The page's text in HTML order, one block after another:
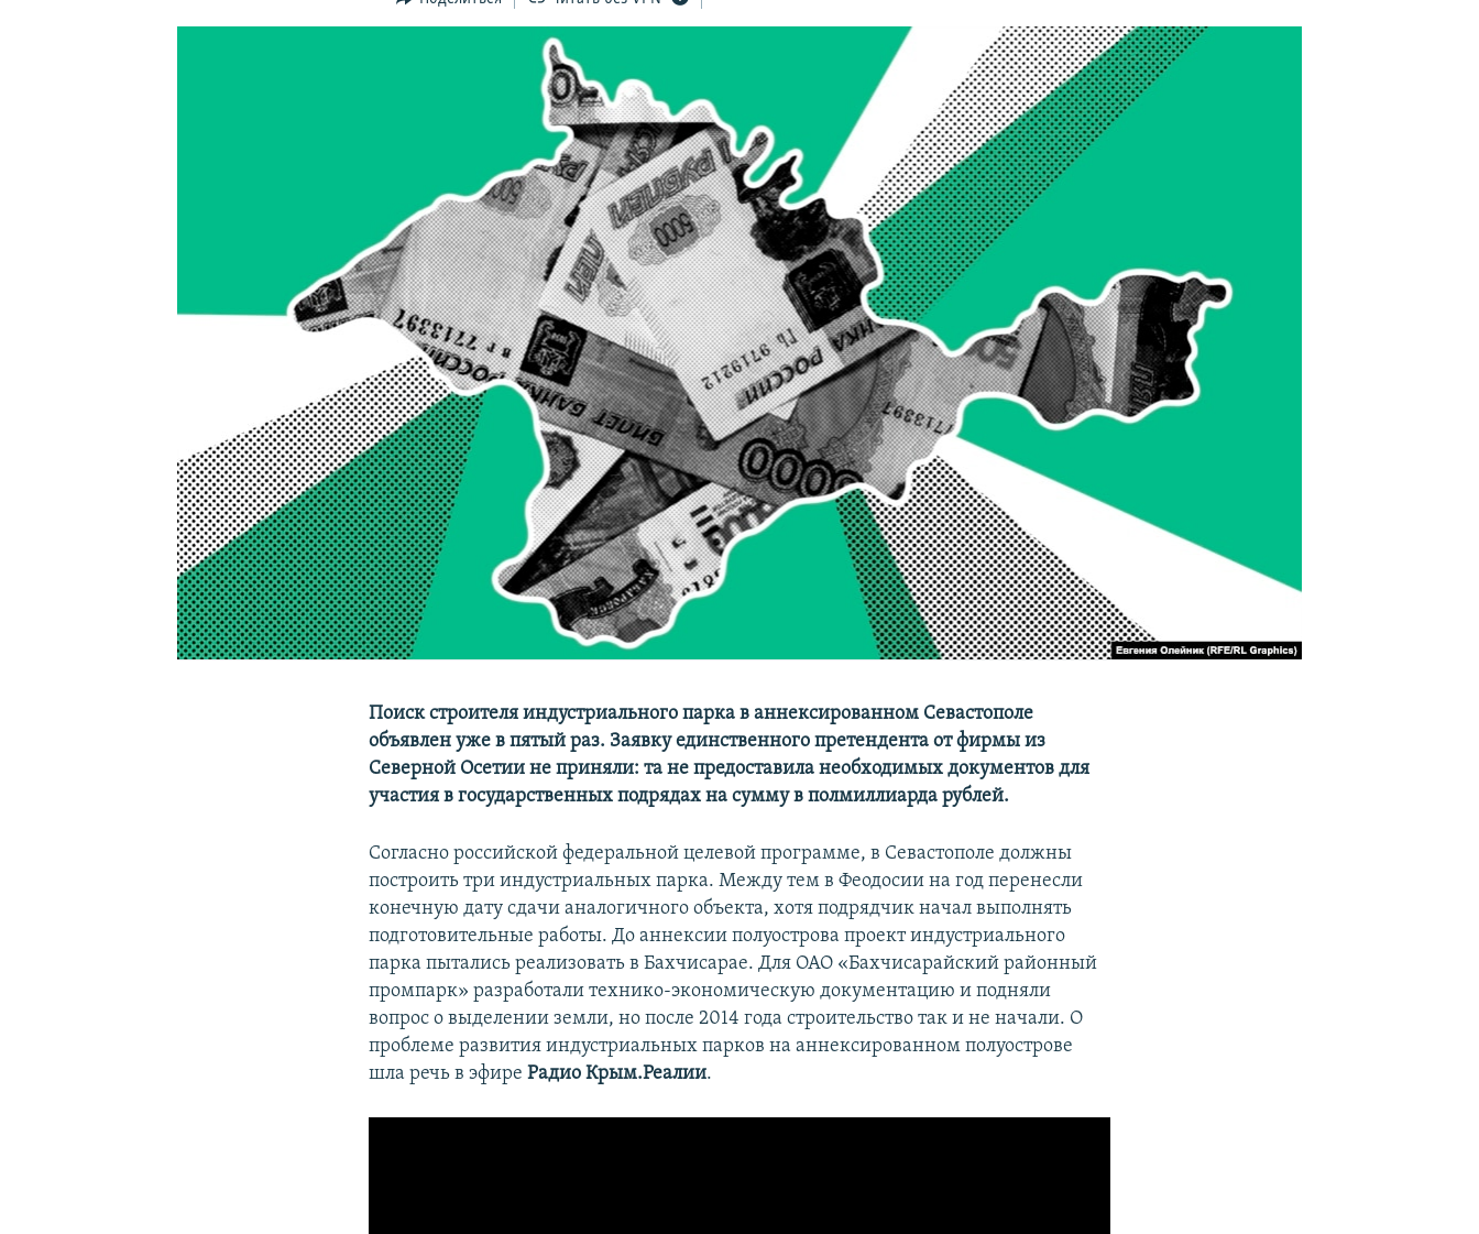
Поиск строителя индустриального парка в аннексированном Севастополе
объявлен уже в пятый раз. Заявку единственного претендента от фирмы из
Северной Осетии не приняли: та не предоставила необходимых документов для
участия в государственных подрядах на сумму в полмиллиарда рублей.
Согласно российской федеральной целевой программе, в Севастополе должны
построить три индустриальных парка. Между тем в Феодосии на год перенесли
конечную дату сдачи аналогичного объекта, хотя подрядчик начал выполнять
подготовительные работы. До аннексии полуострова проект индустриального
парка пытались реализовать в Бахчисарае. Для ОАО «Бахчисарайский районный
промпарк» разработали технико-экономическую документацию и подняли
вопрос о выделении земли, но после 2014 года строительство так и не начали. О
проблеме развития индустриальных парков на аннексированном полуострове
шла речь в эфиреРадио Крым.Реалии.